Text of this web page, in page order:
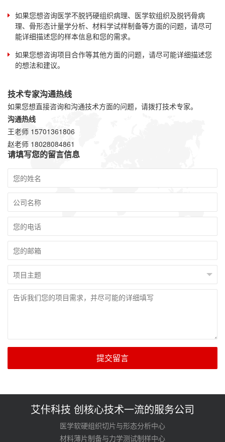
如果您想咨询医学不脱钙硬组织病理、医学软组织及脱钙骨病
理、骨形态计量学分析、材料学试样制备等方面的问题，请尽可
能详细描述您的样本信息和您的需求。
如果您想咨询项目合作等其他方面的问题，请尽可能详细描述您
的想法和建议。
技术专家沟通热线
如果您想直接咨询和沟通技术方面的问题，请拨打技术专家。
沟通热线
王老师 15701361806
赵老师 18028084861
请填写您的留言信息
提交留言
艾佧科技 创核心技术一流的服务公司
医学软硬组织切片与形态分析中心
材料薄片制备与力学测试制样中心